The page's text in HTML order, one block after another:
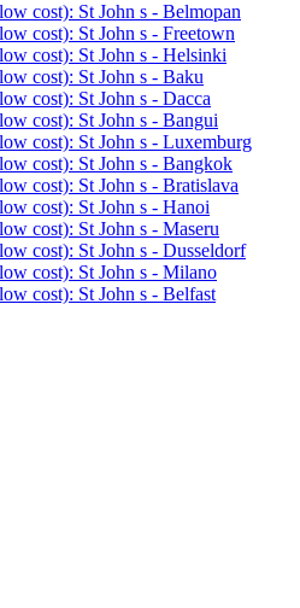
cost): St John s - Belmopan
cost): St John s - Freetown
cost): St John s - Helsinki
cost): St John s - Baku
cost): St John s - Dacca
cost): St John s - Bangui
cost): St John s - Luxemburg
cost): St John s - Bangkok
cost): St John s - Bratislava
cost): St John s - Hanoi
cost): St John s - Maseru
cost): St John s - Dusseldorf
cost): St John s - Milano
cost): St John s - Belfast